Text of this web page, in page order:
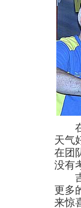
在
天气
在团
没有
吉
更多
来惊